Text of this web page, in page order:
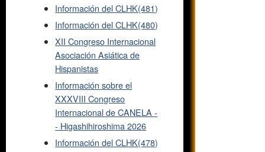
Información del CLHK(481)
Información del CLHK(480)
XII Congreso Internacional
Asociación Asiática de
Hispanistas
Información sobre el
XXXVIII Congreso
Internacional de CANELA -
- Higashihiroshima 2026
Información del CLHK(478)